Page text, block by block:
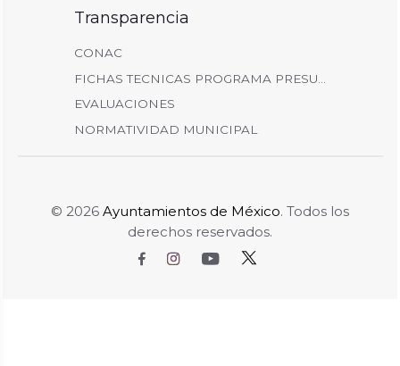
Transparencia
CONAC
FICHAS TECNICAS PROGRAMA PRESU...
EVALUACIONES
NORMATIVIDAD MUNICIPAL
© 2026 Ayuntamientos de México. Todos los
derechos reservados.